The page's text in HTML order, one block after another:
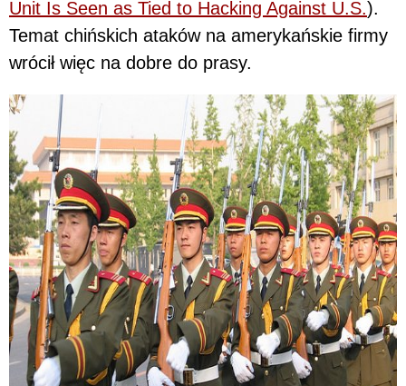
Unit Is Seen as Tied to Hacking Against U.S.).
Temat chińskich ataków na amerykańskie firmy
wrócił więc na dobre do prasy.